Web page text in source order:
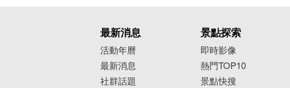
最新消息
活動年曆
最新消息
社群話題
景點探索
即時影像
熱門TOP10
景點快搜